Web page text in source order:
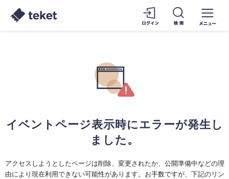
イベントページ表示時にエラーが発生し
ました。
アクセスしようとしたページは削除、変更されたか、公開準備中などの理
由により現在利用できない可能性があります。お手数ですが、下記のリン